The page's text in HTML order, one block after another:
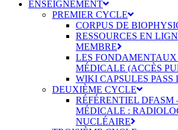
ENSEIGNEMENT
PREMIER CYCLE
CORPUS DE
RESSOURCES EN
MEMBRE
LES FONDAMENTAUX
MÉDICALE (ACCÈS
WIKI CAPSULES PASS
DEUXIÈME CYCLE
RÉFÉRENTIEL DFASM
MÉDICALE :
NUCLÉAIRE